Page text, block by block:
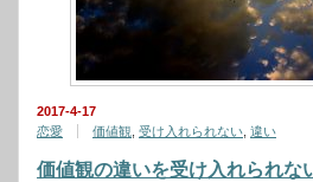
2017-4-17
恋愛
価値観 受け入れられない 違い
価値観の違いを受け入れられな